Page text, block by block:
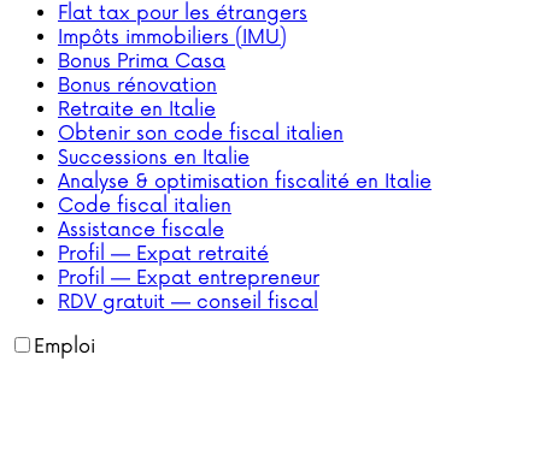
Flat tax pour les étrangers
Impôts immobiliers (IMU)
Bonus Prima Casa
Bonus rénovation
Retraite en Italie
Obtenir son code fiscal italien
Successions en Italie
Analyse & optimisation fiscalité en Italie
Code fiscal italien
Assistance fiscale
Profil — Expat retraité
Profil — Expat entrepreneur
RDV gratuit — conseil fiscal
Emploi